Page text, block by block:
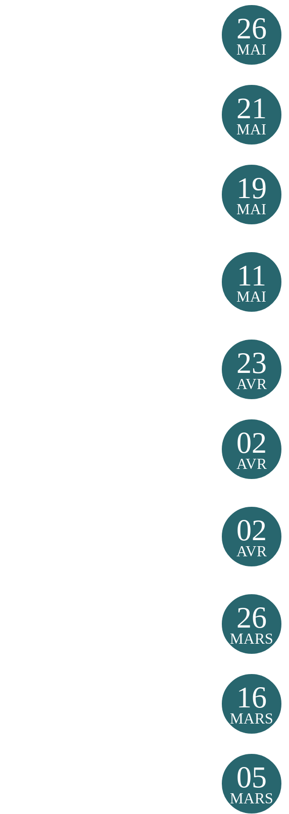
26
MAI
21
MAI
19
MAI
11
MAI
23
AVR
02
AVR
02
AVR
26
MARS
16
MARS
05
MARS